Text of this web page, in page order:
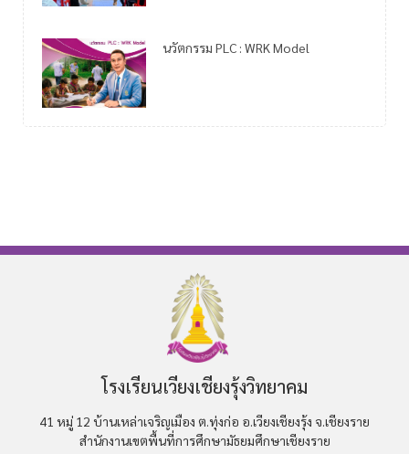
นวัตกรรม PLC : WRK Model
โรงเรียนเวียงเชียงรุ้งวิทยาคม
41 หมู่ 12 บ้านเหล่าเจริญเมือง ต.ทุ่งก่อ อ.เวียงเชียงรุ้ง จ.เชียงราย
สำนักงานเขตพื้นที่การศึกษามัธยมศึกษาเชียงราย